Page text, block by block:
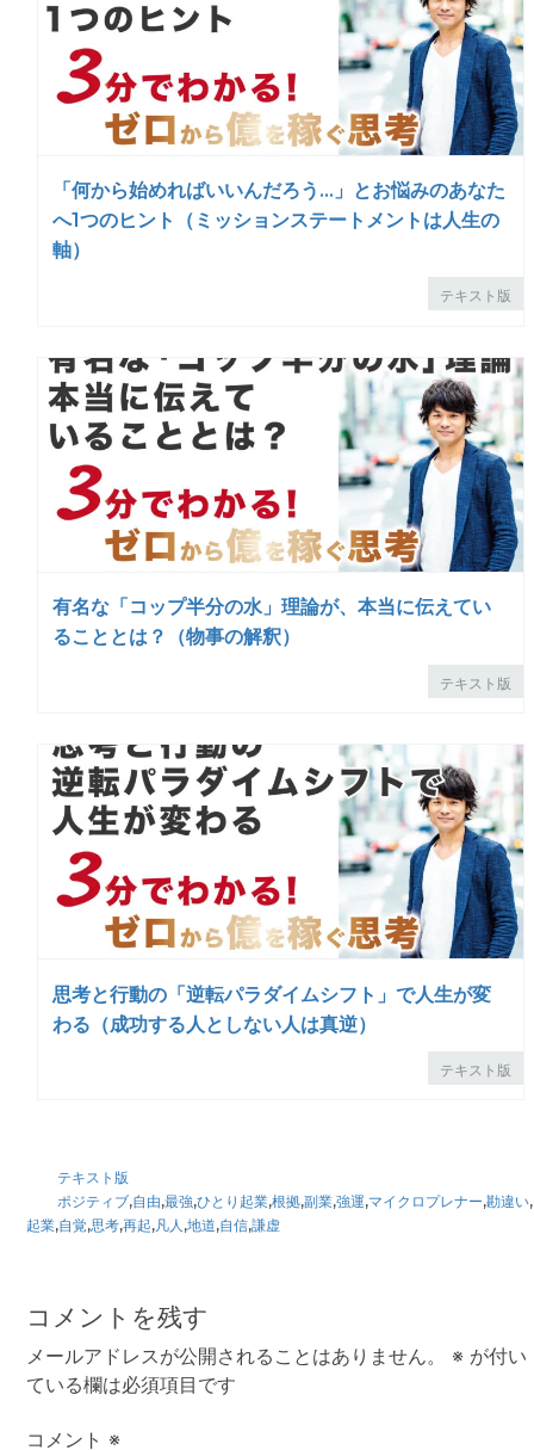
「何から始めればいいんだろう…」とお悩みのあなた
へ1つのヒント（ミッションステートメントは人生の
軸）
テキスト版
有名な「コップ半分の水」理論が、本当に伝えてい
ることとは？（物事の解釈）
テキスト版
思考と行動の「逆転パラダイムシフト」で人生が変
わる（成功する人としない人は真逆）
テキスト版
テキスト版
ポジティブ,自由,最強,ひとり起業,根拠,副業,強運,マイクロプレナー,勘違い,
起業,自覚,思考,再起,凡人 ,地道,自信,謙虚
コメントを残す
メールアドレスが公開されることはありません。 ※ が付い
ている欄は必須項目です
コメント ※